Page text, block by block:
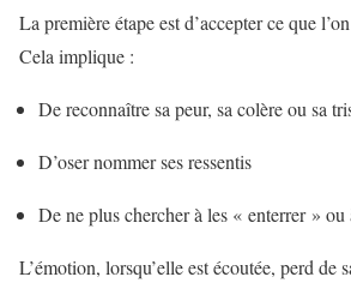
La première étape est d’accepter ce que
Cela implique :
De reconnaître sa peur, sa colère ou sa
D’oser nommer ses ressentis
De ne plus chercher à les « enterrer » ou
L’émotion, lorsqu’elle est écoutée, perd de